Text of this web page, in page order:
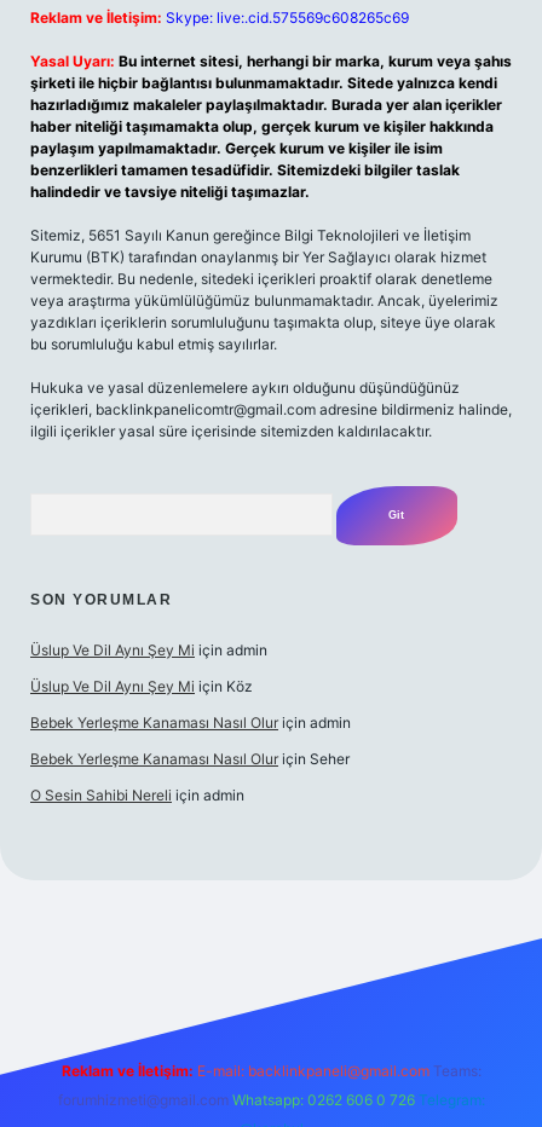
Reklam ve İletişim: Skype: live:.cid.575569c608265c69
Yasal Uyarı: Bu internet sitesi, herhangi bir marka, kurum veya şahıs
şirketi ile hiçbir bağlantısı bulunmamaktadır. Sitede yalnızca kendi
hazırladığımız makaleler paylaşılmaktadır. Burada yer alan içerikler
haber niteliği taşımamakta olup, gerçek kurum ve kişiler hakkında
paylaşım yapılmamaktadır. Gerçek kurum ve kişiler ile isim
benzerlikleri tamamen tesadüfidir. Sitemizdeki bilgiler taslak
halindedir ve tavsiye niteliği taşımazlar.
Sitemiz, 5651 Sayılı Kanun gereğince Bilgi Teknolojileri ve İletişim
Kurumu (BTK) tarafından onaylanmış bir Yer Sağlayıcı olarak hizmet
vermektedir. Bu nedenle, sitedeki içerikleri proaktif olarak denetleme
veya araştırma yükümlülüğümüz bulunmamaktadır. Ancak, üyelerimiz
yazdıkları içeriklerin sorumluluğunu taşımakta olup, siteye üye olarak
bu sorumluluğu kabul etmiş sayılırlar.
Hukuka ve yasal düzenlemelere aykırı olduğunu düşündüğünüz
içerikleri, backlinkpanelicomtr@gmail.com adresine bildirmeniz halinde,
ilgili içerikler yasal süre içerisinde sitemizden kaldırılacaktır.
SON YORUMLAR
Üslup Ve Dil Aynı Şey Mi için admin
Üslup Ve Dil Aynı Şey Mi için Köz
Bebek Yerleşme Kanaması Nasıl Olur için admin
Bebek Yerleşme Kanaması Nasıl Olur için Seher
O Sesin Sahibi Nereli için admin
Reklam ve İletişim: E-mail: backlinkpaneli@gmail.com Teams:
forumhizmeti@gmail.com Whatsapp: 0262 606 0 726 Telegram: